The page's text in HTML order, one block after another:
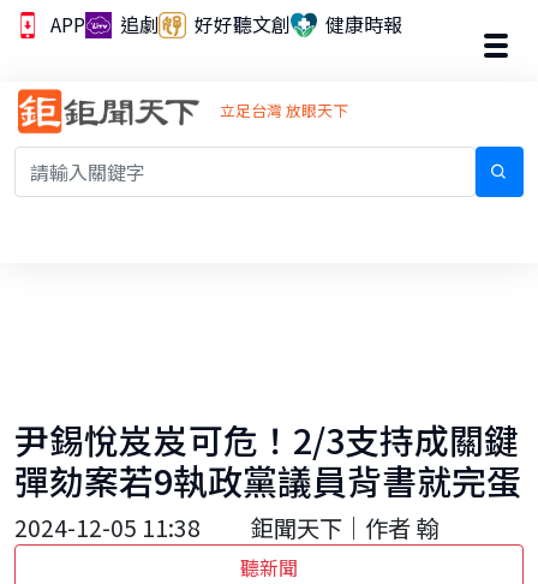
APP 追劇 好好聽文創 健康時報
立足台灣 放眼天下
尹錫悅岌岌可危！2/3支持成關鍵
彈劾案若9執政黨議員背書就完蛋
2024-12-05 11:38 鉅聞天下｜作者 翰
聽新聞